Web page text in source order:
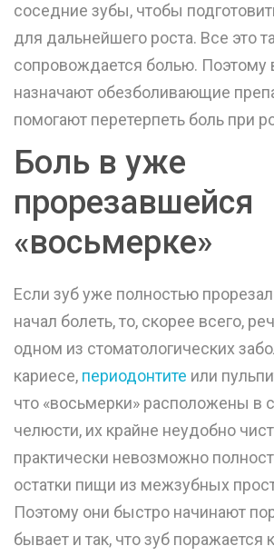
соседние зубы, чтобы
для дальнейшего роста. Все это
сопровождается болью. Поэтому
назначают обезболивающие
помогают перетерпеть боль при
Боль в уже
прорезавшейся
«восьмерке»
Если зуб уже полностью
начал болеть, то, скорее всего,
одном из стоматологических
кариесе, периодонтите или
что «восьмерки» расположены в
челюсти, их крайне неудобно
практически невозможно
остатки пищи из межзубных
Поэтому они быстро начинают
бывает и так, что зуб